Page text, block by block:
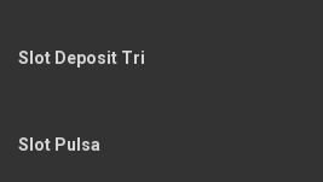
Slot Deposit Tri
Slot Pulsa